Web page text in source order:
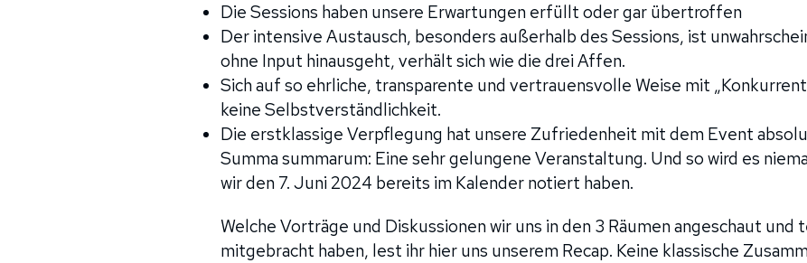
Die Sessions haben unsere Erwartungen erfüllt oder gar übertroffen
Der intensive Austausch, besonders außerhalb des Sessions, ist
ohne Input hinausgeht, verhält sich wie die drei Affen.
Sich auf so ehrliche, transparente und vertrauensvolle Weise mit
keine Selbstverständlichkeit.
Die erstklassige Verpflegung hat unsere Zufriedenheit mit dem Event
Summa summarum: Eine sehr gelungene Veranstaltung. Und so wird es
wir den 7. Juni 2024 bereits im Kalender notiert haben.
Welche Vorträge und Diskussionen wir uns in den 3 Räumen angeschaut und
mitgebracht haben, lest ihr hier uns unserem Recap. Keine klassische